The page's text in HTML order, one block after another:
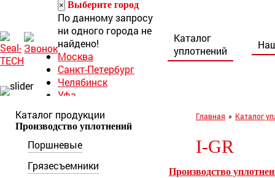
× Выберите город
По данному запросу
ни одного города не
найдено!
Москва
Санкт-Петербург
Челябинск
Уфа
Нижний Тагил
Ростов-на-Дону
04
Каталог
уплотнений
Каталог продукции
Производство уплотнений
Поршневые
Грязесъемники
Главная » Каталог
I-GR
Производство